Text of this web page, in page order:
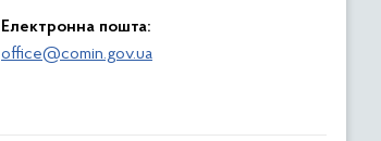
Електронна пошта:
office@comin.gov.ua